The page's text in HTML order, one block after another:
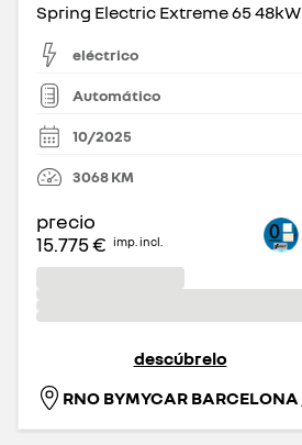
Spring Electric Extreme 65 48kW
eléctrico
Automático
10/2025
3068KM
precio
15.775 € imp. incl.
descúbrelo